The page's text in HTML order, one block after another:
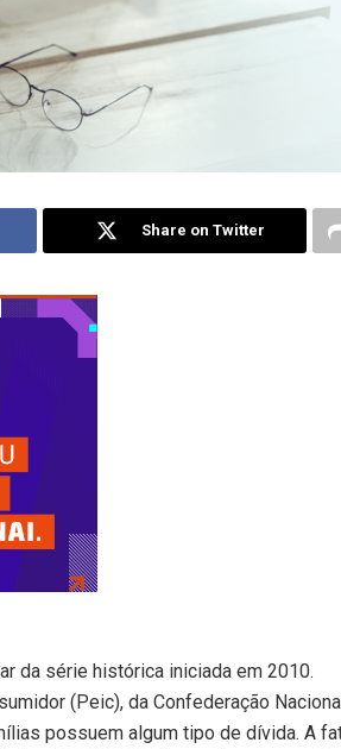
Share on Twitter
da série histórica iniciada em 2010.
(Peic), da Confederação
possuem algum tipo de dívida. A